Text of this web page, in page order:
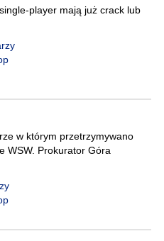
player mają już crack lub
w którym przetrzymywano
WSW. Prokurator Góra